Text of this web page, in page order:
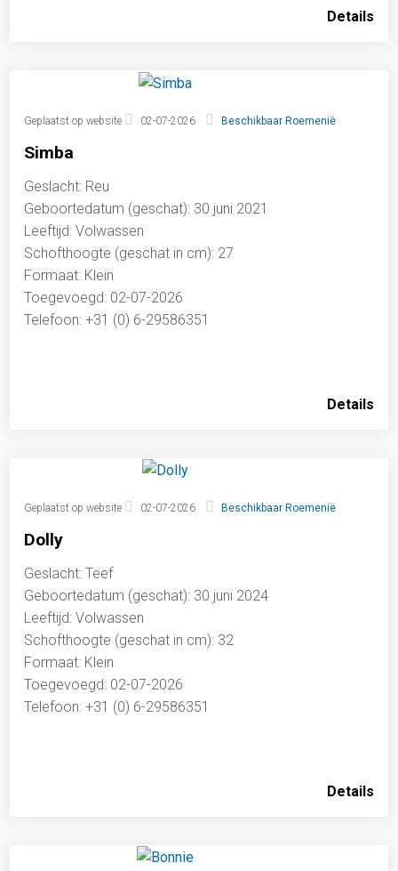
Details
Geplaatst op website 02-07-2026 Beschikbaar Roemenië
Simba
Geslacht: Reu
Geboortedatum (geschat): 30 juni 2021
Leeftijd: Volwassen
Schofthoogte (geschat in cm): 27
Formaat: Klein
Toegevoegd: 02-07-2026
Telefoon: +31 (0) 6-29586351
Details
Geplaatst op website 02-07-2026 Beschikbaar Roemenië
Dolly
Geslacht: Teef
Geboortedatum (geschat): 30 juni 2024
Leeftijd: Volwassen
Schofthoogte (geschat in cm): 32
Formaat: Klein
Toegevoegd: 02-07-2026
Telefoon: +31 (0) 6-29586351
Details